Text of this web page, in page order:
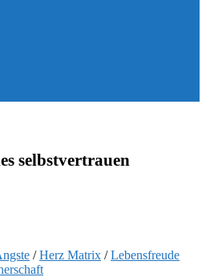
selbstvertrauen
/Herz Matrix /Lebensfreude